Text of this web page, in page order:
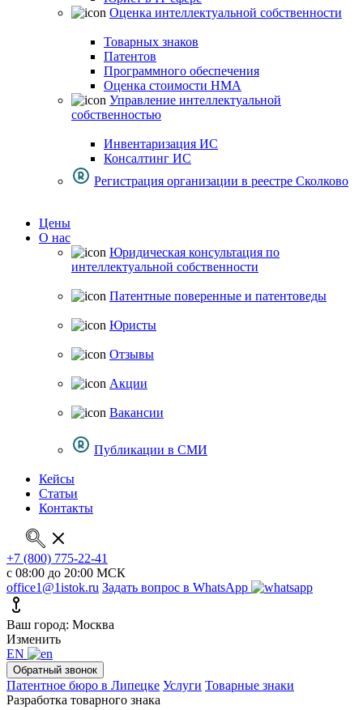
Оценка интеллектуальной собственности
Товарных знаков
Патентов
Программного обеспечения
Оценка стоимости НМА
Управление интеллектуальной
собственностью
Инвентаризация ИС
Консалтинг ИС
Регистрация организации в реестре Сколково
Цены
О нас
Юридическая консультация по
интеллектуальной собственности
Патентные поверенные и патентоведы
Юристы
Отзывы
Акции
Вакансии
Публикации в СМИ
Кейсы
Статьи
Контакты
+7 (800) 775-22-41
с 08:00 до 20:00 МСК
office1@1istok.ru Задать вопрос в WhatsApp
Ваш город: Москва
Изменить
EN
Обратный звонок
Патентное бюро в Липецке Услуги Товарные знаки
Разработка товарного знака